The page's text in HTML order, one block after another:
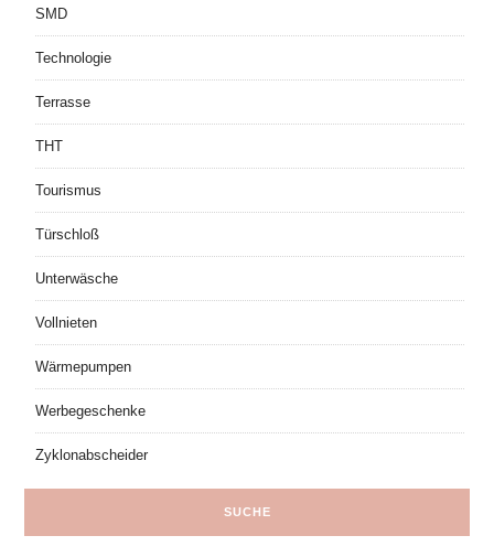
SMD
Technologie
Terrasse
THT
Tourismus
Türschloß
Unterwäsche
Vollnieten
Wärmepumpen
Werbegeschenke
Zyklonabscheider
SUCHE